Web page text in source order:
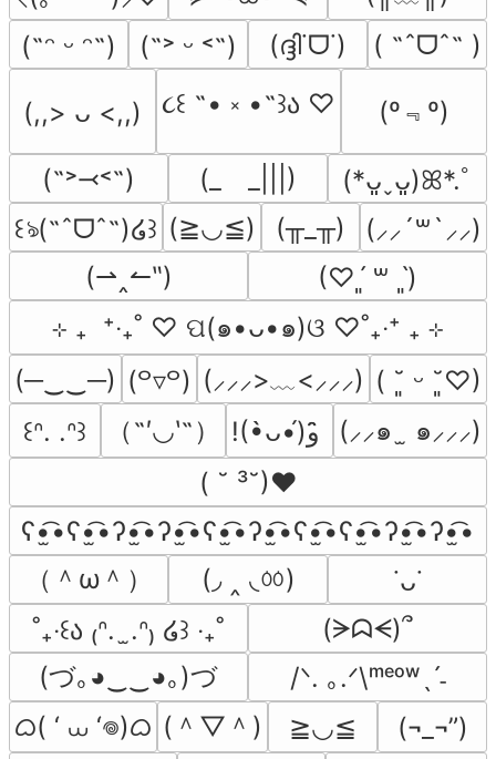
(˶ᵔ ᵕ ᵔ˶)
(˶˃ ᵕ ˂˶) (ദ്ദി˙ᗜ˙) ( ˶ˆᗜˆ˵ )
(,,> ᴗ <,,) ૮꒰ ˶• ༝ •˶꒱ა ♡ (º﹃º)
(˶˃⤙˂˶) (_　_|||)
(*ᴗ͈ˬᴗ͈)ꕤ*.ﾟ
꒰ঌ(˶ˆᗜˆ˵)໒꒱ (≧◡≦) (╥_╥)
(⸝⸝´꒳`⸝⸝)
(⇀‸↼‶)
(♡ˊ͈ ꒳ ˋ͈)
⊹ ₊  ⁺‧₊˚ ♡ ପ(๑•ᴗ•๑)ଓ ♡˚₊‧⁺ ₊ ⊹
(─‿‿─) (꒪▿꒪) (⸝⸝⸝>﹏<⸝⸝⸝) ( ˘͈ ᵕ ˘͈♡)
꒰ᐢ. .ᐢ꒱
（˶′◡‵˶）
(⸝⸝๑  ̫ ๑⸝⸝⸝)
( ˘ ³˘)♥
ʕ•̫͡•ʕ•̫͡•ʔ•̫͡•ʔ•̫͡•ʕ•̫͡•ʔ•̫͡•ʕ•̫͡•ʕ•̫͡•ʔ•̫͡•ʔ•̫͡•
（＾ω＾）
(◞ ‸ ◟ㆀ)
˙ᴗ˙
˚₊‧꒰ა ₍ᐢ.  ̫.ᐢ₎ ໒꒱ ‧₊˚
(ᗒᗣᗕ)՞
(づ｡◕‿‿◕｡)づ
/ᐠ. ｡.ᐟ\ᵐᵉᵒʷˎˊ˗
ᜊ( ‘ ⩊ ‘𖦹)ᜊ (＾▽＾) ≧◡≦
(¬_¬”)